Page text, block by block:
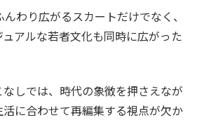
わり広がるスカートだけでなく、
アルな若者文化も同時に広がった
しでは、時代の象徴を押さえなが
に合わせて再編集する視点が欠か